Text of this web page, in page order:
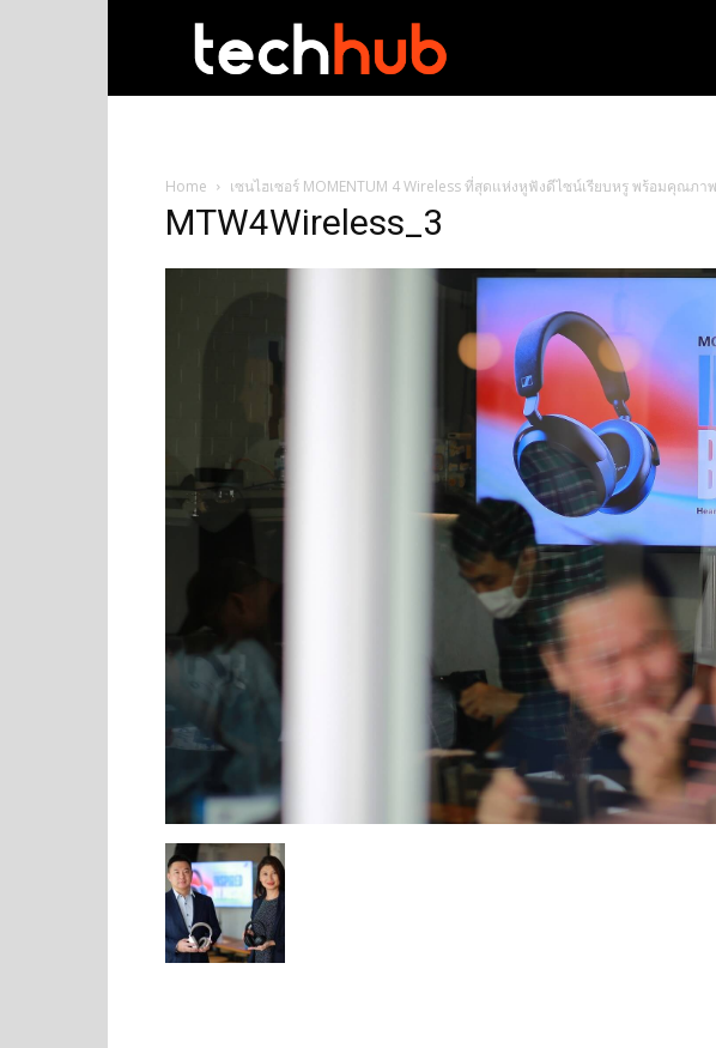
Home เซนไฮเซอร์ MOMENTUM 4 Wireless ที่สุดแห่งหูฟังดีไซน์เรียบหรู พร้อมคุณภ
MTW4Wireless_3